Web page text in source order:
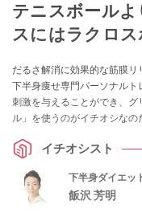
テニスボール
スにはラクロ
だるさ解消に効果的な筋膜リ
下半身痩せ専門パーソナル
刺激を与えることができ、
ル」を使うのがイチオシな
イチオシスト
下半身ダイエッ
飯沢 芳明